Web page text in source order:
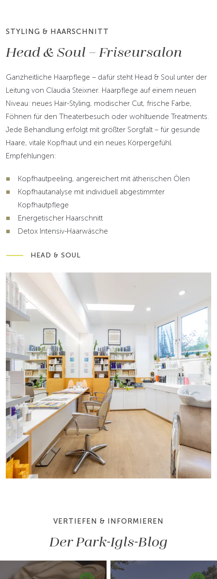
STYLING & HAARSCHNITT
Head & Soul – Friseursalon
Ganzheitliche Haarpflege – dafür steht Head & Soul unter der
Leitung von Claudia Steixner. Haarpflege auf einem neuen
Niveau: neues Hair-Styling, modischer Cut, frische Farbe,
Föhnen für den Theaterbesuch oder wohltuende Treatments.
Jede Behandlung erfolgt mit größter Sorgfalt – für gesunde
Haare, vitale Kopfhaut und ein neues Körpergefühl.
Empfehlungen:
Kopfhautpeeling, angereichert mit ätherischen Ölen
Kopfhautanalyse mit individuell abgestimmter
Kopfhautpflege
Energetischer Haarschnitt
Detox Intensiv-Haarwäsche
HEAD & SOUL
VERTIEFEN & INFORMIEREN
Der Park-Igls-Blog